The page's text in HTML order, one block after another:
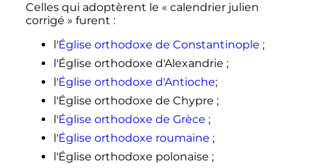
Celles qui adoptèrent le « calendrier julien
corrigé » furent :
l'Église orthodoxe de Constantinople ;
l'Église orthodoxe d'Alexandrie ;
l'Église orthodoxe d'Antioche;
l'Église orthodoxe de Chypre ;
l'Église orthodoxe de Grèce ;
l'Église orthodoxe roumaine ;
l'Église orthodoxe polonaise ;